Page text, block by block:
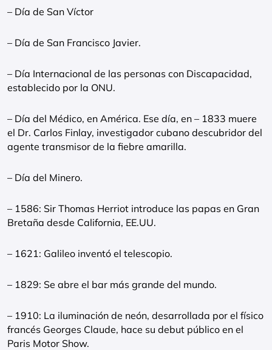
– Día de San Víctor
– Día de San Francisco Javier.
– Día Internacional de las personas con Discapacidad,
establecido por la ONU.
– Día del Médico, en América. Ese día, en – 1833 muere
el Dr. Carlos Finlay, investigador cubano descubridor del
agente transmisor de la fiebre amarilla.
– Día del Minero.
– 1586: Sir Thomas Herriot introduce las papas en Gran
Bretaña desde California, EE.UU.
– 1621: Galileo inventó el telescopio.
– 1829: Se abre el bar más grande del mundo.
– 1910: La iluminación de neón, desarrollada por el físico
francés Georges Claude, hace su debut público en el
Paris Motor Show.